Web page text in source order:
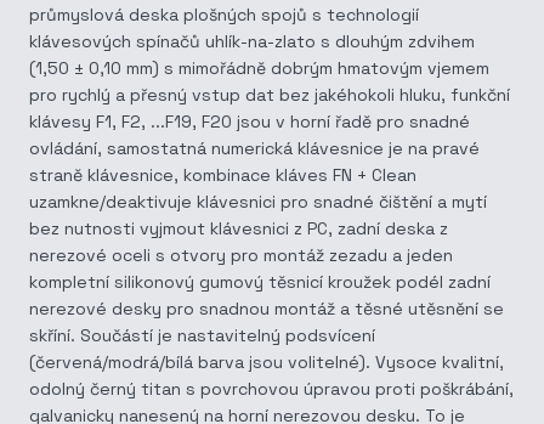
průmyslová deska plošných spojů s technologií
klávesových spínačů uhlík-na-zlato s dlouhým zdvihem
(1,50 ± 0,10 mm) s mimořádně dobrým hmatovým vjemem
pro rychlý a přesný vstup dat bez jakéhokoli hluku, funkční
klávesy F1, F2, ...F19, F20 jsou v horní řadě pro snadné
ovládání, samostatná numerická klávesnice je na pravé
straně klávesnice, kombinace kláves FN + Clean
uzamkne/deaktivuje klávesnici pro snadné čištění a mytí
bez nutnosti vyjmout klávesnici z PC, zadní deska z
nerezové oceli s otvory pro montáž zezadu a jeden
kompletní silikonový gumový těsnicí kroužek podél zadní
nerezové desky pro snadnou montáž a těsné utěsnění se
skříní. Součástí je nastavitelný podsvícení
(červená/modrá/bílá barva jsou volitelné). Vysoce kvalitní,
odolný černý titan s povrchovou úpravou proti poškrábání,
galvanicky nanesený na horní nerezovou desku. To je